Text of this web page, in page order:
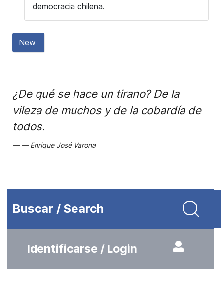
democracia chilena.
New
¿De qué se hace un tirano? De la
vileza de muchos y de la cobardía de
todos.
Enrique José Varona
Buscar / Search
Identificarse / Login